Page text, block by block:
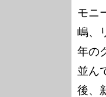
モニ
嶋、
年の
並ん
後、